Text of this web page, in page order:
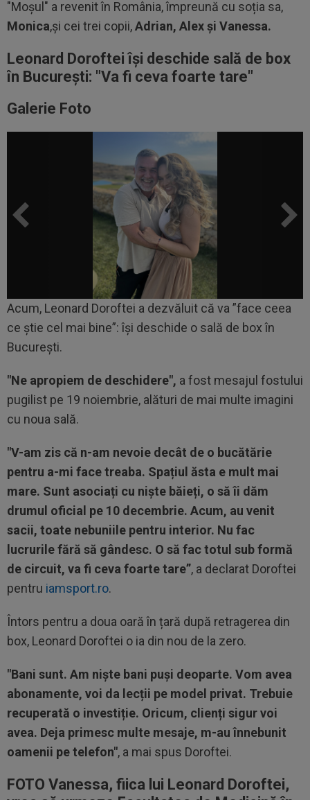
"Moșul" a revenit în România, împreună cu soția sa,
Monica,și cei trei copii,Adrian, Alex și Vanessa.
Leonard Doroftei își deschide sală de box
în București: "Va fi ceva foarte tare"
Galerie Foto
Acum, Leonard Doroftei a dezvăluit că va ”face ceea
ce știe cel mai bine”: își deschide o sală de box în
București.
"Ne apropiem de deschidere", a fost mesajul fostului
pugilist pe 19 noiembrie, alături de mai multe imagini
cu noua sală.
"V-am zis că n-am nevoie decât de o bucătărie
pentru a-mi face treaba. Spațiul ăsta e mult mai
mare. Sunt asociați cu niște băieți, o să îi dăm
drumul oficial pe 10 decembrie. Acum, au venit
sacii, toate nebuniile pentru interior. Nu fac
lucrurile fără să gândesc. O să fac totul sub formă
de circuit, va fi ceva foarte tare”, a declarat Doroftei
pentru iamsport.ro.
Întors pentru a doua oară în țară după retragerea din
box, Leonard Doroftei o ia din nou de la zero.
"Bani sunt. Am niște bani puși deoparte. Vom avea
abonamente, voi da lecții pe model privat. Trebuie
recuperată o investiție. Oricum, clienți sigur voi
avea. Deja primesc multe mesaje, m-au înnebunit
oamenii pe telefon", a mai spus Doroftei.
FOTO Vanessa, fiica lui Leonard Doroftei,